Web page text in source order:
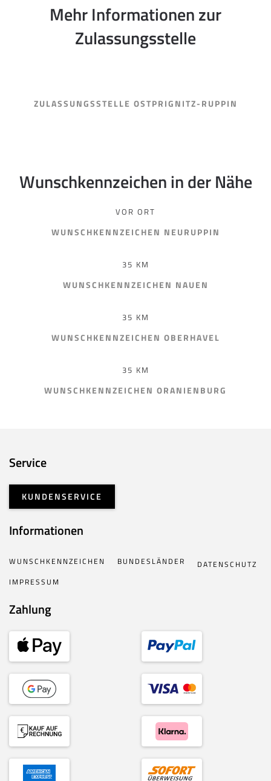
Mehr Informationen zur
Zulassungsstelle
ZULASSUNGSSTELLE OSTPRIGNITZ-RUPPIN
Wunschkennzeichen in der Nähe
VOR ORT
WUNSCHKENNZEICHEN NEURUPPIN
35 KM
WUNSCHKENNZEICHEN NAUEN
35 KM
WUNSCHKENNZEICHEN OBERHAVEL
35 KM
WUNSCHKENNZEICHEN ORANIENBURG
Service
KUNDENSERVICE
Informationen
WUNSCHKENNZEICHEN BUNDESLÄNDER
DATENSCHUTZ
IMPRESSUM
Zahlung